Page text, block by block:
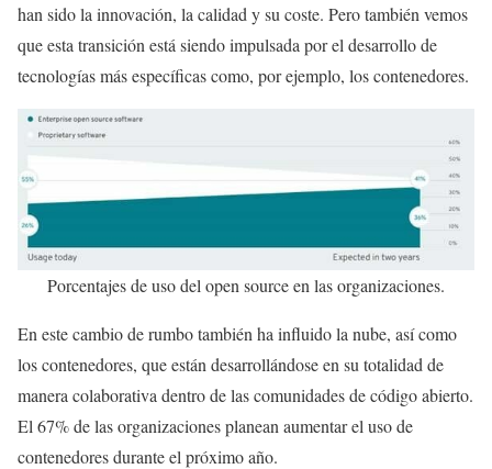
han sido la innovación, la calidad y su coste. Pero también vemos
que esta transición está siendo impulsada por el desarrollo de
tecnologías más específicas como, por ejemplo, los contenedores.
Porcentajes de uso del open source en las organizaciones.
En este cambio de rumbo también ha influido la nube, así como
los contenedores, que están desarrollándose en su totalidad de
manera colaborativa dentro de las comunidades de código abierto.
El 67% de las organizaciones planean aumentar el uso de
contenedores durante el próximo año.